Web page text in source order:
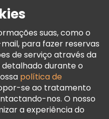
suas, como o
para fazer reservas
de serviço através da
durante o
política de
se ao tratamento
nos. O nosso
a experiência do